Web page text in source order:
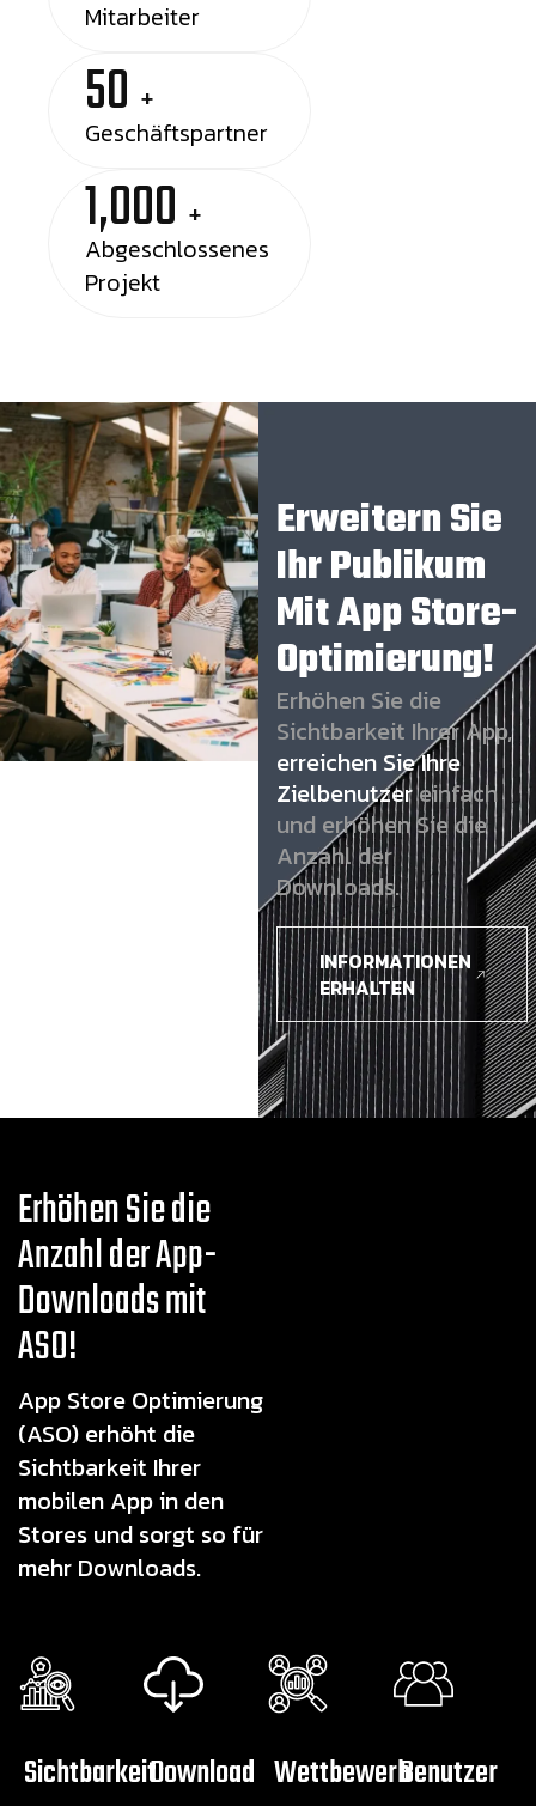
Mitarbeiter
50 +
Geschäftspartner
1,000 +
Abgeschlossenes
Projekt
Erweitern Sie
Ihr Publikum
Mit App Store-
Optimierung!
Erhöhen Sie die
Sichtbarkeit Ihrer App,
erreichen Sie Ihre
Zielbenutzereinfach
und erhöhen Sie die
Anzahl der
Downloads.
INFORMATIONEN
ERHALTEN
Erhöhen Sie die
Anzahl der App-
Downloads mit
ASO!
App Store Optimierung
(ASO) erhöht die
Sichtbarkeit Ihrer
mobilen App in den
Stores und sorgt so für
mehr Downloads.
SichtbarkeitDownload WettbewerbBenutzer